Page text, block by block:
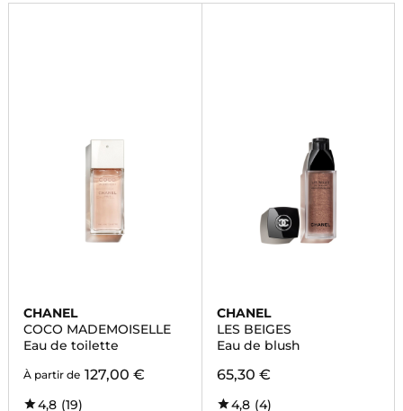
CHANEL
COCO MADEMOISELLE
Eau de toilette
À partir de 127,00 €
4,8 (19)
CHANEL
LES BEIGES
Eau de blush
65,30 €
4,8 (4)